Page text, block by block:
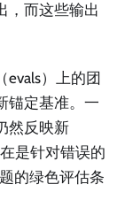
，而这些输出
evals）上的团
锚定基准。一
然反映新
是针对错误的
的绿色评估条